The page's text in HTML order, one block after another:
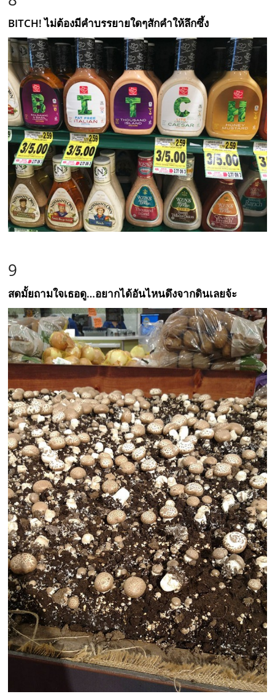
BITCH! ไม่ต้องมีคำบรรยายใดๆสักคำให้ลึกซึ้ง
9
สดมั้ยถามใจเธอดู…อยากได้อันไหนดึงจากดินเลยจ้ะ